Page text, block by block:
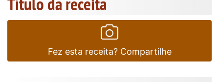
Fez esta receita? Compartilhe